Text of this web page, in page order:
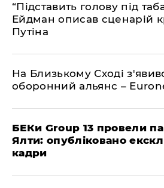
​“Підставить голову під
Ейдман описав сценарій
Путіна
На Близькому Сході
оборонний альянс –
БЕКи Group 13 провели
Ялти: опубліковано
кадри